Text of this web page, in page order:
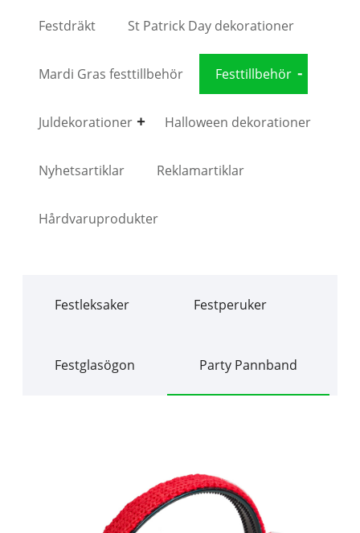
Festdräkt St Patrick Day dekorationer
Mardi Gras festtillbehör Festtillbehör
Juldekorationer Halloween dekorationer
Nyhetsartiklar Reklamartiklar
Hårdvaruprodukter
Festleksaker Festperuker
Festglasögon Party Pannband